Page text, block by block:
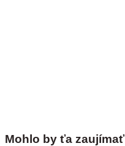
Mohlo by ťa zaujímať